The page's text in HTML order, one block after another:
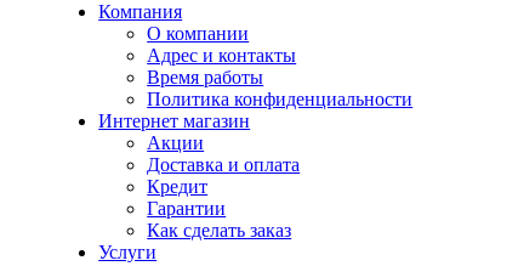
Компания
О компании
Адрес и контакты
Время работы
Политика конфиденциальности
Интернет магазин
Акции
Доставка и оплата
Кредит
Гарантии
Как сделать заказ
Услуги